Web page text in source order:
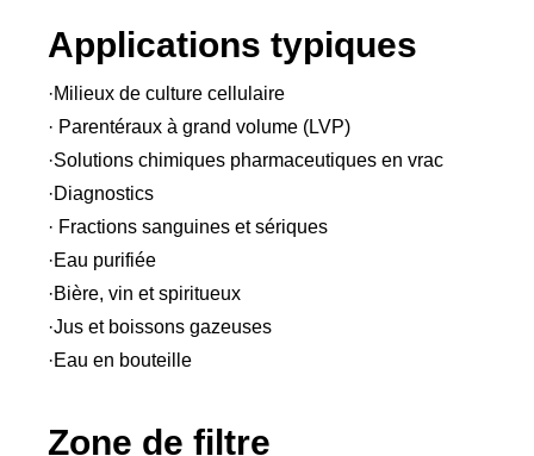
Applications typiques
·Milieux de culture cellulaire
· Parentéraux à grand volume (LVP)
·Solutions chimiques pharmaceutiques en vrac
·Diagnostics
· Fractions sanguines et sériques
·Eau purifiée
·Bière, vin et spiritueux
·Jus et boissons gazeuses
·Eau en bouteille
Zone de filtre